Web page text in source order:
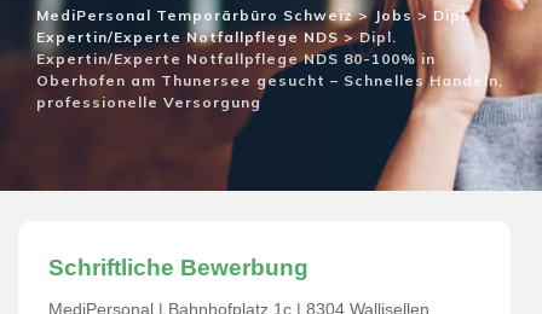
MediPersonal Temporärbüro Schweiz> Jobs > Dipl.
Expertin/Experte Notfallpflege NDS >Dipl.
Expertin/Experte Notfallpflege NDS 80-100% in
Oberhofen am Thunersee gesucht – Schnelles Handeln,
professionelle Versorgung
Schriftliche Bewerbung
MediPersonal | Bahnhofplatz 1c | 8304 Wallisellen